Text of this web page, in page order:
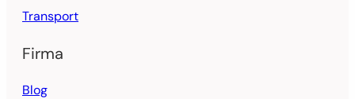
Transport
Firma
Blog